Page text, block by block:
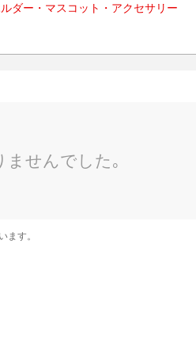
ダー・マスコット・アクセサリー